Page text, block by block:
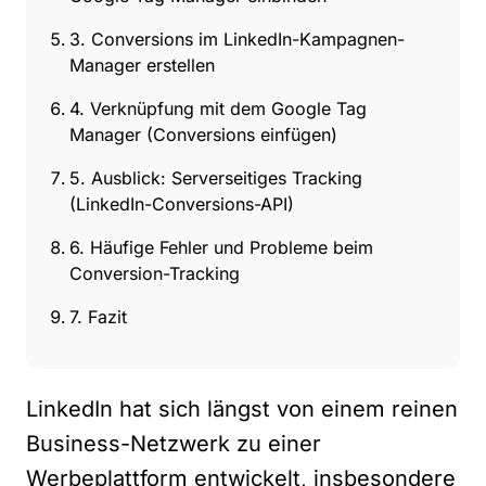
LinkedIn hat sich längst von einem reinen
Business-Netzwerk zu einer
Werbeplattform entwickelt, insbesondere
3. Conversions im LinkedIn-Kampagnen-
Manager erstellen
4. Verknüpfung mit dem Google Tag
Manager (Conversions einfügen)
5. Ausblick: Serverseitiges Tracking
(LinkedIn-Conversions-API)
6. Häufige Fehler und Probleme beim
Conversion-Tracking
7. Fazit